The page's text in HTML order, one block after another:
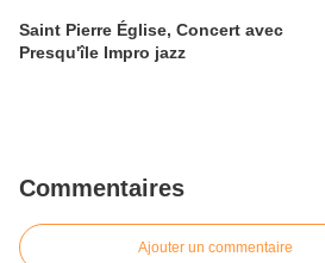
Saint Pierre Église, Concert avec
Presqu'île Impro jazz
Commentaires
Ajouter un commentaire